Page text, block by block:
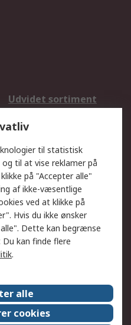
Udvidet sortiment
Teknisk Support
Eksportløsninger
Returnering
Spor min ordre
Betalingsmuligheder
Okdo
Salgsbetingelser
Pressecenter
til statistisk
til at vise reklamer på
på "Accepter alle"
af ikke-væsentlige
ved at klikke på
Hvis du ikke ønsker
Dette kan begrænse
kan finde flere
.
alle
cookies